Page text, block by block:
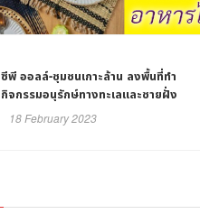
ซีพี ออลล์-ชุมชนเกาะล้าน ลงพื้นที่ทำ
กิจกรรมอนุรักษ์ทางทะเลและชายฝั่ง
18 February 2023